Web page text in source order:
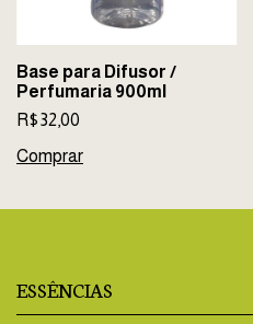
Base para Difusor /
Perfumaria 900ml
R$32,00
ESSÊNCIAS